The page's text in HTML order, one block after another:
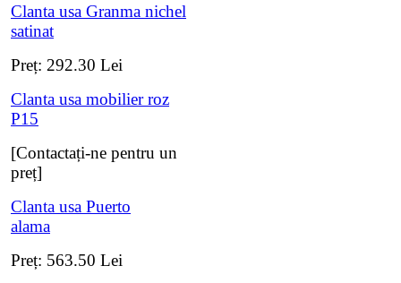
Clanta usa Granma nichel
satinat
Preț: 292.30 Lei
Clanta usa mobilier roz
P15
[Contactați-ne pentru un
preț]
Clanta usa Puerto
alama
Preț: 563.50 Lei